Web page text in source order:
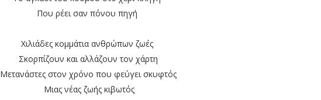
Που ρέει σαν πόνου πηγή
Χιλιάδες κομμάτια ανθρώπων ζωές
Σκορπίζουν και αλλάζουν τον χάρτη
Μετανάστες στον χρόνο που φεύγει σκυφτός
Μιας νέας ζωής κιβωτός